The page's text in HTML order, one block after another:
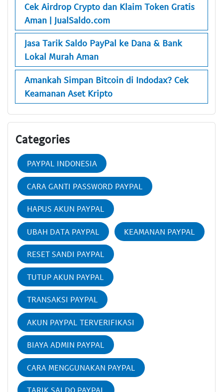
Cek Airdrop Crypto dan Klaim Token Gratis
Aman | JualSaldo.com
Jasa Tarik Saldo PayPal ke Dana & Bank
Lokal Murah Aman
Amankah Simpan Bitcoin di Indodax? Cek
Keamanan Aset Kripto
Categories
PAYPAL INDONESIA
CARA GANTI PASSWORD PAYPAL
HAPUS AKUN PAYPAL
UBAH DATA PAYPAL KEAMANAN PAYPAL
RESET SANDI PAYPAL
TUTUP AKUN PAYPAL
TRANSAKSI PAYPAL
AKUN PAYPAL TERVERIFIKASI
BIAYA ADMIN PAYPAL
CARA MENGGUNAKAN PAYPAL